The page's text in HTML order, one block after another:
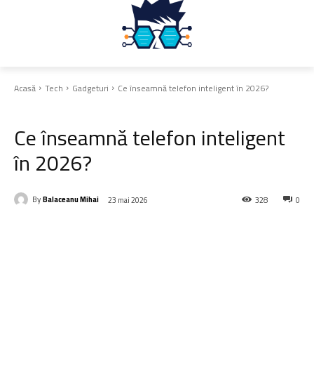
Acasă Tech Gadgeturi Ce înseamnă telefon inteligent în 2026?
Ce înseamnă telefon inteligent
în 2026?
ByBalaceanu Mihai 23 mai 2026 0
328